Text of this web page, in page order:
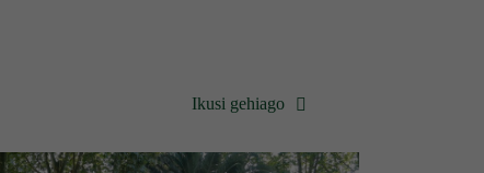
Ikusi gehiago